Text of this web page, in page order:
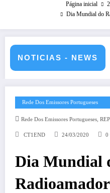
Página inicial
Dia Mundial do
NOTICIAS - NEWS
DXCC – Classificação
Rede Dos Emissores Portugueses
Rede Dos Emissores Portugueses, REP,
CT1END 24/03/2020 0
Dia Mundial